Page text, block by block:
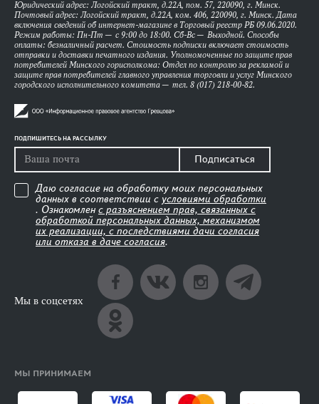
Юридический адрес: Логойский тракт, д.22А, пом. 57, 220090, г. Минск.
Почтовый адрес: Логойский тракт, д.22А, ком. 406, 220090, г. Минск. Дата
включения сведений об интернет-магазине в Торговый реестр РБ 09.06.2020.
Режим работы: Пн-Пт — с 9:00 до 18:00. Сб-Вс — Выходной. Способы
оплаты: безналичный расчет. Стоимость подписки включает стоимость
отправки и доставки печатного издания. Уполномоченные по защите прав
потребителей Минского горисполкома: Отдел по контролю за рекламой и
защите прав потребителей главного управления торговли и услуг Минского
городского исполнительного комитета — тел. 8 (017) 218-00-82.
ПОДПИШИТЕСЬ НА РАССЫЛКУ
Подписаться
Даю согласие на обработку моих персональных
данных в соответствии с условиями обработки
. Ознакомлен с разъяснением прав, связанных с
обработкой персональных данных, механизмом
их реализации, с последствиями дачи согласия
или отказа в даче согласия.
Мы в соцсетях
МЫ ПРИНИМАЕМ